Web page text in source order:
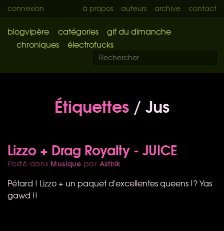
connexion à propos auteurs archive contact
blogvipère catégories
gif du dimanche
chroniques
électrofucks
Étiquettes / Jus
Lizzo + Drag Royalty - JUICE
Posté dans Musique par Asthik
Pétard ! Lizzo + un paquet d'excellentes queens !? Yas
gawd !!